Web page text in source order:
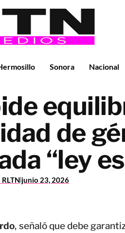
Sonora Nacional
de
“ley
junio 23, 2026
, señaló que debe